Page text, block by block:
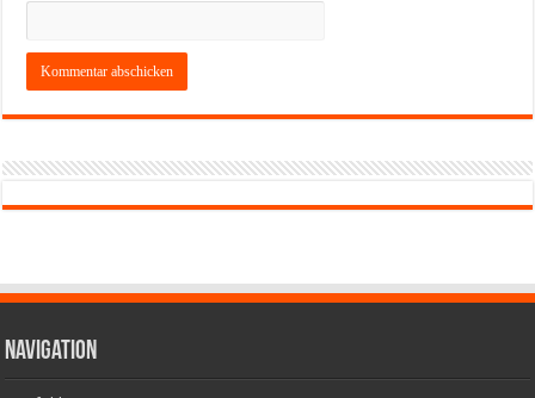
Navigation